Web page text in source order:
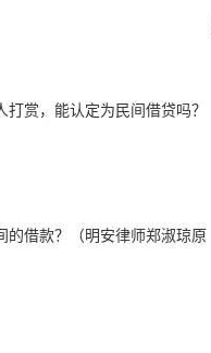
赏，能认定为民间借贷吗？
借款？（明安律师郑淑琼原